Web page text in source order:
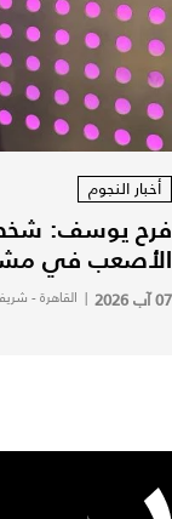
أخبار النجوم
فرح يوسف:
الأصعب في
07 آب 2026 | القاهرة -